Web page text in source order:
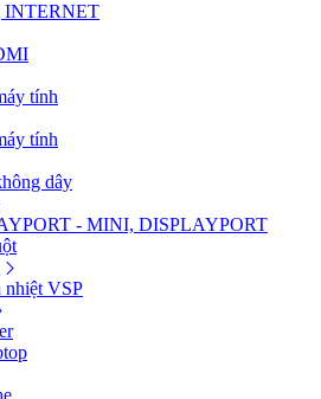
INTERNET
tính
tính
dây
- MINI, DISPLAYPORT
nhiệt VSP